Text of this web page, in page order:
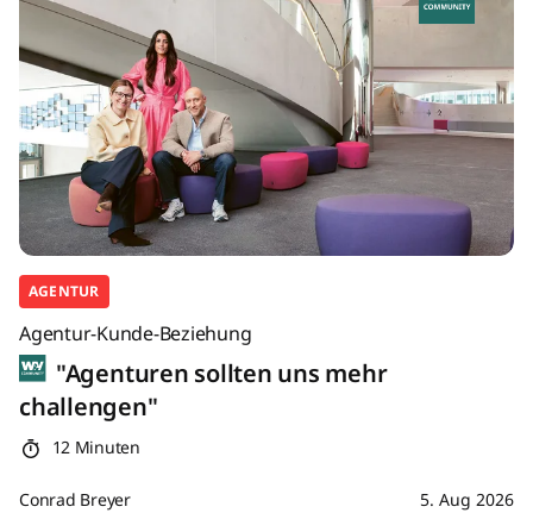
AGENTUR
Agentur-Kunde-Beziehung
"Agenturen sollten uns mehr
challengen"
12 Minuten
Conrad Breyer 5. Aug 2026